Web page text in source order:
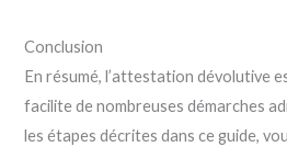
Conclusion
En résumé, l’attestation dévolutive
facilite de nombreuses démarches
les étapes décrites dans ce guide,